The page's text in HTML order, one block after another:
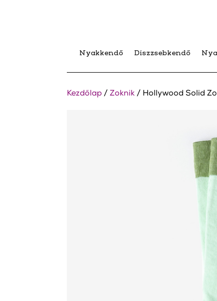
Nyakkendő Díszzsebkendő
Kezdőlap /Zoknik / Hollywood Solid